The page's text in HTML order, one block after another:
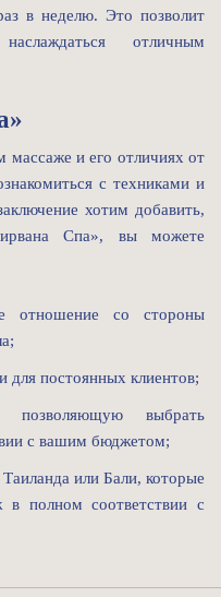
в неделю. Это позволит
отличным
массаже и его отличиях от
с техниками и
хотим добавить,
Спа», вы можете
отношение со стороны
для постоянных клиентов;
позволяющую выбрать
с вашим бюджетом;
или Бали, которые
в полном соответствии с